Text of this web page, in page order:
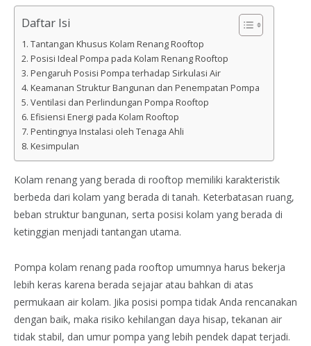
Daftar Isi
Tantangan Khusus Kolam Renang Rooftop
Posisi Ideal Pompa pada Kolam Renang Rooftop
Pengaruh Posisi Pompa terhadap Sirkulasi Air
Keamanan Struktur Bangunan dan Penempatan Pompa
Ventilasi dan Perlindungan Pompa Rooftop
Efisiensi Energi pada Kolam Rooftop
Pentingnya Instalasi oleh Tenaga Ahli
Kesimpulan
Kolam renang yang berada di rooftop memiliki karakteristik
berbeda dari kolam yang berada di tanah. Keterbatasan ruang,
beban struktur bangunan, serta posisi kolam yang berada di
ketinggian menjadi tantangan utama.
Pompa kolam renang pada rooftop umumnya harus bekerja
lebih keras karena berada sejajar atau bahkan di atas
permukaan air kolam. Jika posisi pompa tidak Anda rencanakan
dengan baik, maka risiko kehilangan daya hisap, tekanan air
tidak stabil, dan umur pompa yang lebih pendek dapat terjadi.